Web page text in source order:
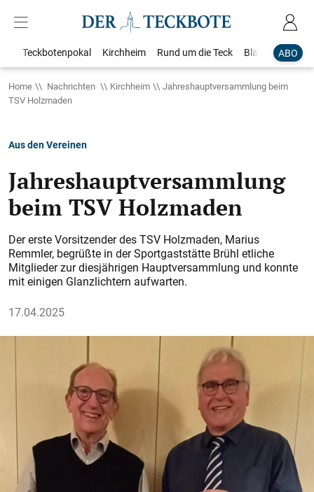
ABO
Teckbotenpokal Kirchheim Rund um die Teck Blaulicht
Home Nachrichten Kirchheim
Jahreshauptversammlung beim
TSV Holzmaden
Aus den Vereinen
Jahreshauptversammlung
beim TSV Holzmaden
Der erste Vorsitzender des TSV Holzmaden, Marius
Remmler, begrüßte in der Sportgaststätte Brühl etliche
Mitglieder zur diesjährigen Hauptversammlung und konnte
mit einigen Glanzlichtern aufwarten.
17.04.2025